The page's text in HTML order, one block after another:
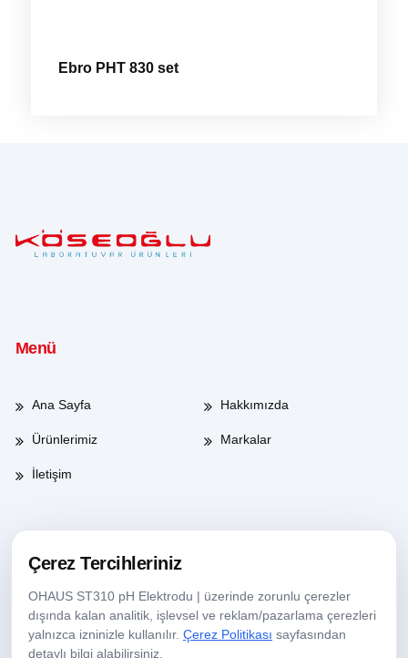
Ebro PHT 830 set
Menü
Ana Sayfa Hakkımızda
Ürünlerimiz Markalar
İletişim
Çalışma Saatleri
Haftaiçi 08:00-17:30
Cumartesi
Çerez Tercihleriniz
OHAUS ST310 pH Elektrodu | üzerinde zorunlu çerezler
dışında kalan analitik, işlevsel ve reklam/pazarlama çerezleri
yalnızca izninizle kullanılır. Çerez Politikası sayfasından
detaylı bilgi alabilirsiniz.